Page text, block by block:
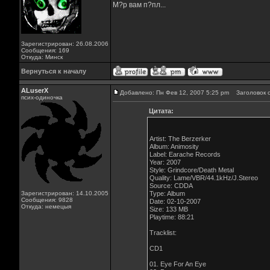
Зарегистрирован: 26.08.2006
Сообщения: 169
Откуда: Минск
М?р вам п?пл...
Вернуться к началу
ALuserX
псих-одиночка
Зарегистрирован: 14.10.2005
Сообщения: 9828
Откуда: немецыя
Добавлено: Пн Фев 12, 2007 5:25 pm Заголовок
Цитата:
Artist: The Berzerker
Album: Animosity
Label: Earache Records
Year: 2007
Style: Grindcore/Death Metal
Quality: Lame/VBR/44.1kHz/J.Stereo
Source: CDDA
Type: Album
Date: 02-10-2007
Size: 133 MB
Playtime: 88:21
Tracklist:
CD1
01. Eye For An Eye